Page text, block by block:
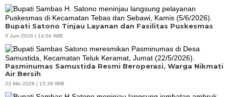
Bupati Satono Tinjau Layanan dan Fasilitas Puskesmas
5 Juni 2026 | 14:04 WIB
Pasminumas Samustida Resmi Beroperasi, Warga Nikmati
Air Bersih
23 Mei 2026 | 15:39 WIB